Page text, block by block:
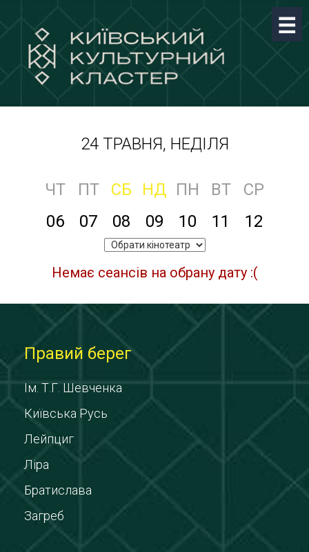
24 ТРАВНЯ, НЕДІЛЯ
ЧТ ПТ СБ НД ПН ВТ
СР
06
07 08 09 10 11 12
Немає сеансів на обрану дату :(
Правий берег
Ім. Т.Г. Шевченка
Київська Русь
Лейпциг
Ліра
Братислава
Загреб